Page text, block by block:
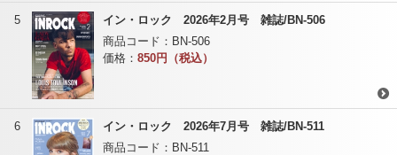
5
イン・ロック 2026年2月号 雑誌/BN-506
商品コード： BN-506
価格： 850円（税込）
6
イン・ロック 2026年7月号 雑誌/BN-511
商品コード： BN-511